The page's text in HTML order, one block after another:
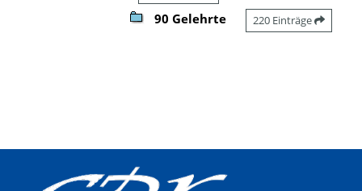
90 Gelehrte 220 Einträge